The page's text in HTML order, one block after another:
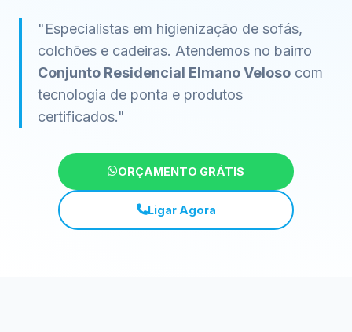
"Especialistas em higienização de sofás,
colchões e cadeiras. Atendemos no bairro
Conjunto Residencial Elmano Veloso com
tecnologia de ponta e produtos
certificados."
ORÇAMENTO GRÁTIS
Ligar Agora